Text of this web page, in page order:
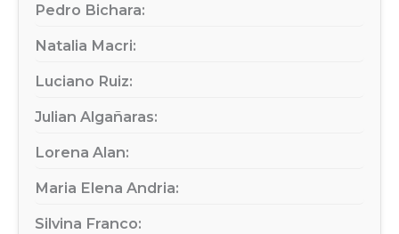
Pedro Bichara:
Natalia Macri:
Luciano Ruiz:
Julian Algañaras:
Lorena Alan:
Maria Elena Andria:
Silvina Franco: